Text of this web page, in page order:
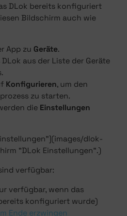
DLok bereits konfiguriert
Bildschirm auch wie
App zu Geräte.
DLok aus der Liste der Geräte
Konfigurieren, um den
zu starten.
die Einstellungen
dlok-
"DLok Einstellungen".)
verfügbar:
verfügbar, wenn das
konfiguriert wurde)
Ende erzwingen